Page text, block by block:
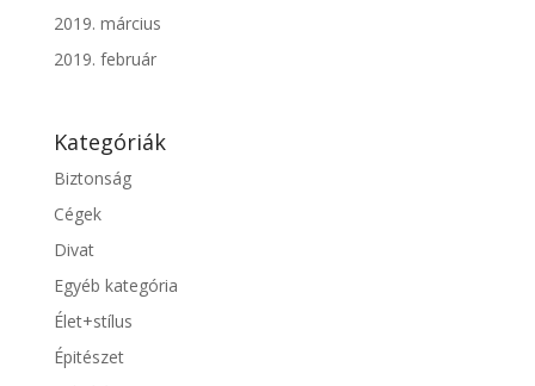
2019. március
2019. február
Kategóriák
Biztonság
Cégek
Divat
Egyéb kategória
Élet+stílus
Épitészet